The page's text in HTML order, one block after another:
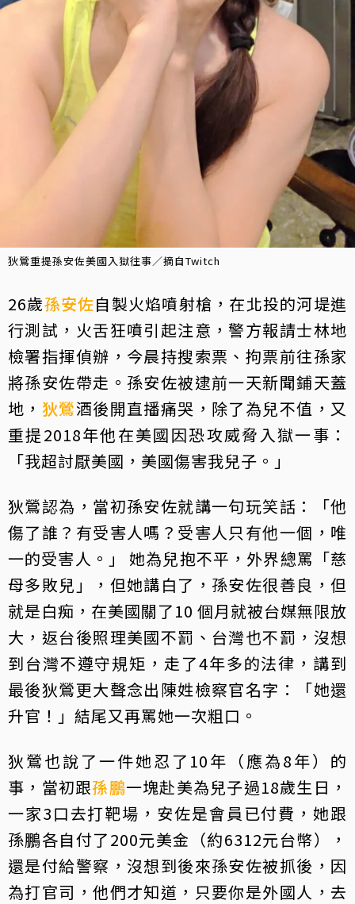
狄鶯重提孫安佐美國入獄往事／摘自Twitch
26歲孫安佐自製火焰噴射槍，在北投的河堤進
行測試，火舌狂噴引起注意，警方報請士林地
檢署指揮偵辦，今晨持搜索票、拘票前往孫家
將孫安佐帶走。孫安佐被逮前一天新聞鋪天蓋
地， 狄鶯酒後開直播痛哭，除了為兒不值，又
重提2018年他在美國因恐攻威脅入獄一事：
「我超討厭美國，美國傷害我兒子。」
狄鶯認為，當初孫安佐就講一句玩笑話：「他
傷了誰？有受害人嗎？受害人只有他一個，唯
一的受害人。」 她為兒抱不平，外界總罵「慈
母多敗兒」，但她講白了，孫安佐很善良，但
就是白痴，在美國關了10 個月就被台媒無限放
大，返台後照理美國不罰、台灣也不罰，沒想
到台灣不遵守規矩，走了4年多的法律，講到
最後狄鶯更大聲念出陳姓檢察官名字：「她還
升官！」結尾又再罵她一次粗口。
狄鶯也說了一件她忍了10年（應為8年）的
事，當初跟孫鵬一塊赴美為兒子過18歲生日，
一家3口去打靶場，安佐是會員已付費，她跟
孫鵬各自付了200元美金（約6312元台幣），
還是付給警察，沒想到後來孫安佐被抓後，因
為打官司，他們才知道，只要你是外國人，去